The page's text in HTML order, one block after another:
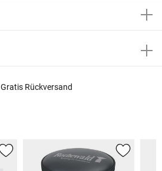
Gratis Rückversand